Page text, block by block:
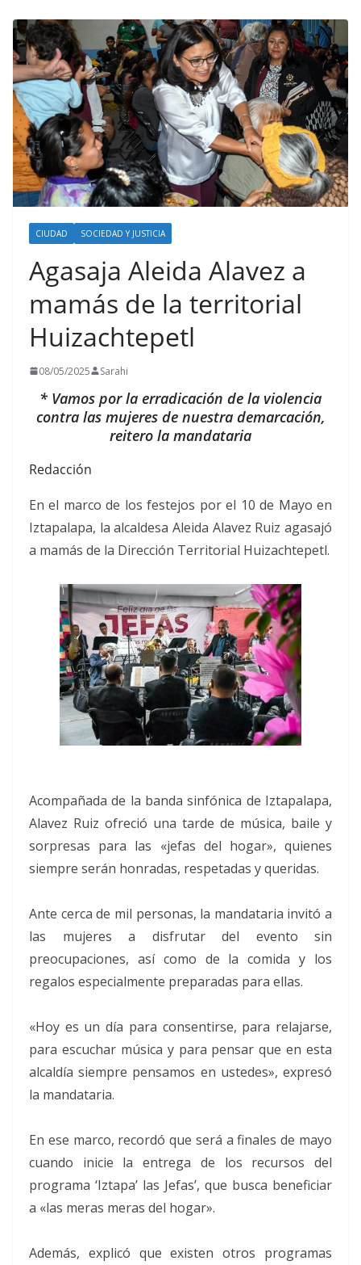
CIUDAD SOCIEDAD Y JUSTICIA
Agasaja Aleida Alavez a
mamás de la territorial
Huizachtepetl
08/05/2025 Sarahi
* Vamos por la erradicación de la violencia
contra las mujeres de nuestra demarcación,
reitero la mandataria
Redacción
En el marco de los festejos por el 10 de Mayo en
Iztapalapa, la alcaldesa Aleida Alavez Ruiz agasajó
a mamás de la Dirección Territorial Huizachtepetl.
Acompañada de la banda sinfónica de Iztapalapa,
Alavez Ruiz ofreció una tarde de música, baile y
sorpresas para las «jefas del hogar», quienes
siempre serán honradas, respetadas y queridas.
Ante cerca de mil personas, la mandataria invitó a
las mujeres a disfrutar del evento sin
preocupaciones, así como de la comida y los
regalos especialmente preparadas para ellas.
«Hoy es un día para consentirse, para relajarse,
para escuchar música y para pensar que en esta
alcaldía siempre pensamos en ustedes», expresó
la mandataria.
En ese marco, recordó que será a finales de mayo
cuando inicie la entrega de los recursos del
programa ‘Iztapa’ las Jefas’, que busca beneficiar
a «las meras meras del hogar».
Además, explicó que existen otros programas